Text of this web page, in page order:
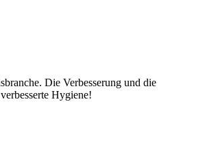
Die Verbesserung und die
Hygiene!